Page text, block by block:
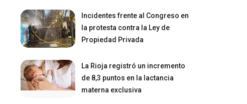
Incidentes frente al Congreso en
la protesta contra la Ley de
Propiedad Privada
La Rioja registró un incremento
de 8,3 puntos en la lactancia
materna exclusiva